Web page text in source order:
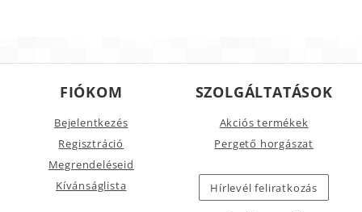
FIÓKOM
Bejelentkezés
Regisztráció
Megrendeléseid
Kívánságlista
SZOLGÁLTATÁSOK
Akciós termékek
Pergető horgászat
Hírlevél feliratkozás